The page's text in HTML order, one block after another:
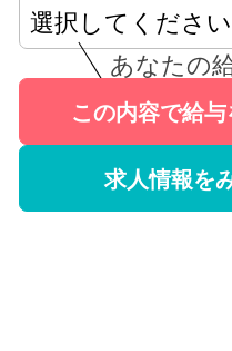
あなたの
この内容で給
求人情報を